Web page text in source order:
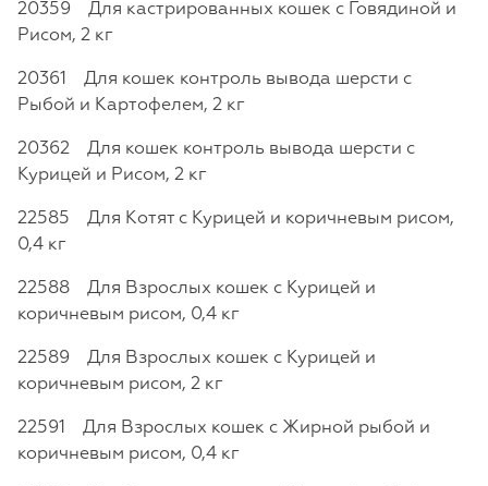
20359 Для кастрированных кошек с Говядиной и
Рисом, 2 кг
20361 Для кошек контроль вывода шерсти с
Рыбой и Картофелем, 2 кг
20362 Для кошек контроль вывода шерсти с
Курицей и Рисом, 2 кг
22585 Для Котят с Курицей и коричневым рисом,
0,4 кг
22588 Для Взрослых кошек с Курицей и
коричневым рисом, 0,4 кг
22589 Для Взрослых кошек с Курицей и
коричневым рисом, 2 кг
22591 Для Взрослых кошек с Жирной рыбой и
коричневым рисом, 0,4 кг